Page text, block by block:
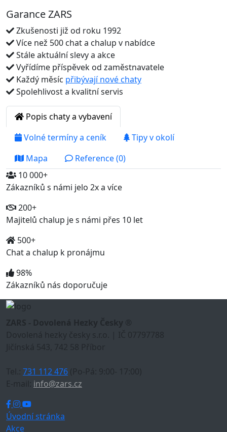
Garance ZARS
Zkušenosti již od roku 1992
Více než 500 chat a chalup v nabídce
Stále aktuální slevy a akce
Vyřídíme příspěvek od zaměstnavatele
Každý měsíc přibývají nové chaty
Spolehlivost a kvalitní servis
Popis chaty a vybavení
Volné termíny a ceník
Tipy v okolí
Mapa
Reference (0)
10 000+
Zákazníků s námi jelo 2x a více
200+
Majitelů chalup je s námi přes 10 let
500+
Chat a chalup k pronájmu
98%
Zákazníků nás doporučuje
ZARS - Dovolená Hezky Česky ®
Dovolená hezky česky s.r.o. | IČ 07797788
Jičínská 543, 742 58 Příbor
Tel.: 731 112 476 (Po-Pá: 9:00- 17:00)
E-mail: info@zars.cz
Úvodní stránka
Akce